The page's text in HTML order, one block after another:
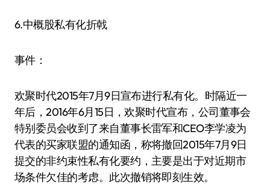
6.中概股私有化折戟
事件：
欢聚时代2015年7月9日宣布进行私有化。时隔近一
年后，2016年6月15日，欢聚时代宣布，公司董事会
特别委员会收到了来自董事长雷军和CEO李学凌为
代表的买家联盟的通知函，称将撤回2015年7月9日
提交的非约束性私有化要约，主要是出于对近期市
场条件欠佳的考虑。此次撤销将即刻生效。